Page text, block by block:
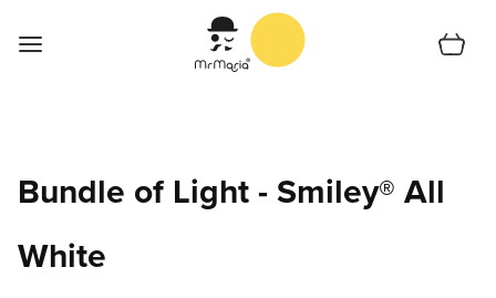
Collections
Cart
Bundle of Light - Smiley® All
White